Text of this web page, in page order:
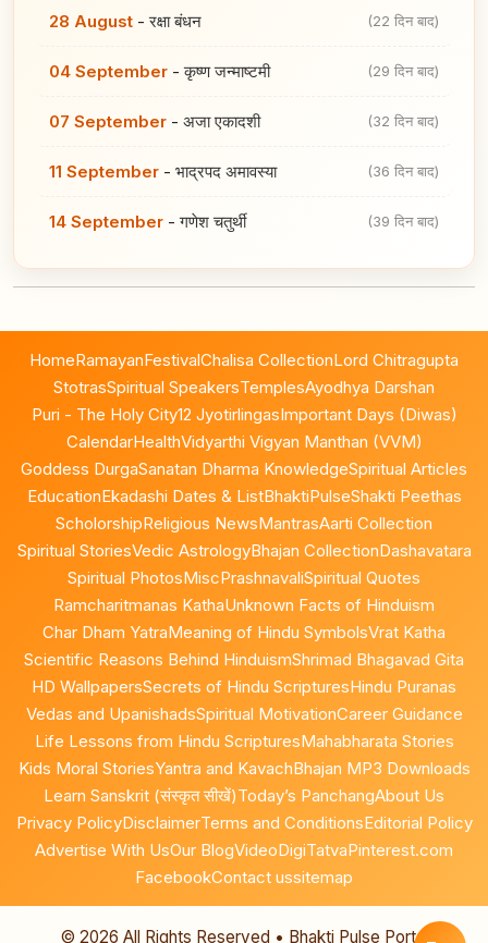
28 August -रक्षा बंधन (22 दिन बाद)
04 September -कृष्ण जन्माष्टमी (29 दिन बाद)
07 September - अजा एकादशी (32 दिन बाद)
11 September - भाद्रपद अमावस्या (36 दिन बाद)
14 September -गणेश चतुर्थी (39 दिन बाद)
HomeRamayanFestivalChalisa CollectionLord Chitragupta
StotrasSpiritual SpeakersTemplesAyodhya Darshan
Puri - The Holy City12 JyotirlingasImportant Days (Diwas)
CalendarHealthVidyarthi Vigyan Manthan (VVM)
Goddess DurgaSanatan Dharma KnowledgeSpiritual Articles
EducationEkadashi Dates & ListBhaktiPulseShakti Peethas
ScholorshipReligious NewsMantrasAarti Collection
Spiritual StoriesVedic AstrologyBhajan CollectionDashavatara
Spiritual PhotosMiscPrashnavaliSpiritual Quotes
Ramcharitmanas KathaUnknown Facts of Hinduism
Char Dham YatraMeaning of Hindu SymbolsVrat Katha
Scientific Reasons Behind HinduismShrimad Bhagavad Gita
HD WallpapersSecrets of Hindu ScripturesHindu Puranas
Vedas and UpanishadsSpiritual MotivationCareer Guidance
Life Lessons from Hindu ScripturesMahabharata Stories
Kids Moral StoriesYantra and KavachBhajan MP3 Downloads
Learn Sanskrit (संस्कृत सीखें)Today’s PanchangAbout Us
Privacy PolicyDisclaimerTerms and ConditionsEditorial Policy
Advertise With UsOur BlogVideoDigiTatvaPinterest.com
FacebookContact ussitemap
© 2026 All Rights Reserved • Bhakti Pulse Portal